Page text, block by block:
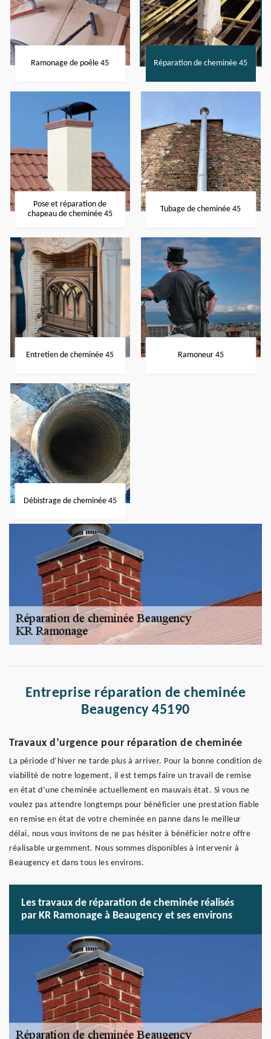
Ramonage de poêle 45 Réparation de cheminée 45
Pose et réparation de
chapeau de cheminée 45
Tubage de cheminée 45
Entretien de cheminée 45 Ramoneur 45
Débistrage de cheminée 45
Entreprise réparation de cheminée
Beaugency 45190
Travaux d’urgence pour réparation de cheminée
La période d’hiver ne tarde plus à arriver. Pour la bonne condition de
viabilité de notre logement, il est temps faire un travail de remise
en état d’une cheminée actuellement en mauvais état. Si vous ne
voulez pas attendre longtemps pour bénéficier une prestation fiable
en remise en état de votre cheminée en panne dans le meilleur
délai, nous vous invitons de ne pas hésiter à bénéficier notre offre
réalisable urgemment. Nous sommes disponibles à intervenir à
Beaugency et dans tous les environs.
Les travaux de réparation de cheminée réalisés
par KR Ramonage à Beaugency et ses environs